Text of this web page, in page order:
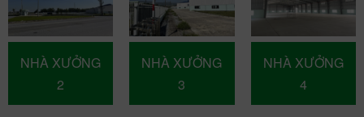
NHÀ XƯỞNG
2
NHÀ XƯỞNG
3
NHÀ XƯỞNG
4